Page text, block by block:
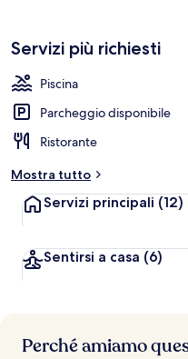
Servizi più richiesti
Piscina
Parcheggio disponibile
Ristorante
Mostra tutto
Servizi principali (12)
Sentirsi a casa (6)
Perché amiamo